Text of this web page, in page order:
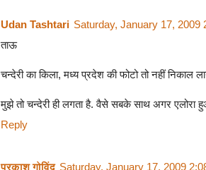
Udan Tashtari Saturday, January 17, 2009
ताऊ
चन्देरी का किला, मध्य प्रदेश की फोटो तो नहीं निकाल
मुझे तो चन्देरी ही लगता है. वैसे सबके साथ अगर एलोरा
Reply
प्रकाश गोविंद Saturday, January 17, 2009